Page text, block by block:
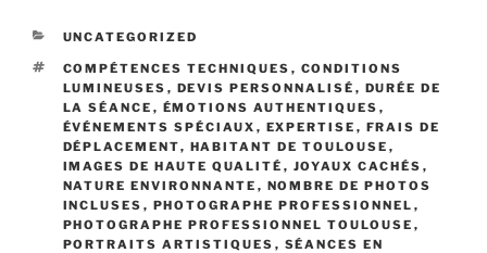
CATÉGORIES
UNCATEGORIZED
ÉTIQUETTES
COMPÉTENCES TECHNIQUES , CONDITIONS
LUMINEUSES , DEVIS PERSONNALISÉ , DURÉE DE
LA SÉANCE , ÉMOTIONS AUTHENTIQUES ,
ÉVÉNEMENTS SPÉCIAUX , EXPERTISE , FRAIS DE
DÉPLACEMENT, HABITANT DE TOULOUSE ,
IMAGES DE HAUTE QUALITÉ , JOYAUX CACHÉS ,
NATURE ENVIRONNANTE , NOMBRE DE PHOTOS
INCLUSES , PHOTOGRAPHE PROFESSIONNEL ,
PHOTOGRAPHE PROFESSIONNEL TOULOUSE ,
PORTRAITS ARTISTIQUES , SÉANCES EN